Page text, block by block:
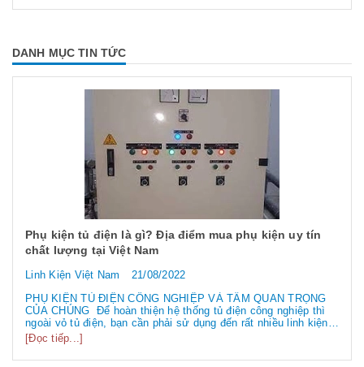
DANH MỤC TIN TỨC
Phụ kiện tủ điện là gì? Địa điểm mua phụ kiện uy tín
chất lượng tại Việt Nam
Linh Kiện Việt Nam
21/08/2022
PHỤ KIỆN TỦ ĐIỆN CÔNG NGHIỆP VÀ TẦM QUAN TRỌNG
CỦA CHÚNG Để hoàn thiện hệ thống tủ điện công nghiệp thì
ngoài vỏ tủ điện, bạn cần phải sử dụng đến rất nhiều linh kiện
tủ điện công nghiệp khác nhau. Vậy các loại phụ kiện tủ điện
công nghiệp bao gồm những gì? Chúng có tác dụng như thế
nào hãy...
[Đọc tiếp...]